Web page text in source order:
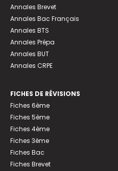
Annales Brevet
Annales Bac Français
Annales BTS
Annales Prépa
Annales BUT
Annales CRPE
FICHES DE RÉVISIONS
Fiches 6ème
Fiches 5ème
Fiches 4ème
Fiches 3ème
Fiches Bac
Fiches Brevet